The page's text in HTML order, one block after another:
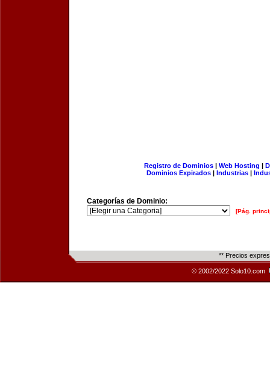
Registro de Dominios| Web Hosting |
Dominios Expirados | Industrias |
Categorías de Dominio:
[Pág.
** Precios
© 2002/2022 Solo10.com